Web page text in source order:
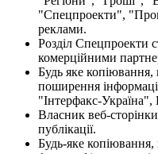
"Спецпроекти",
реклами.
Розділ Спецпроекти
комерційними
Будь яке копіювання,
поширення
"Інтерфакс-Україна",
Власник веб-
публікації.
Будь-яке копіювання,